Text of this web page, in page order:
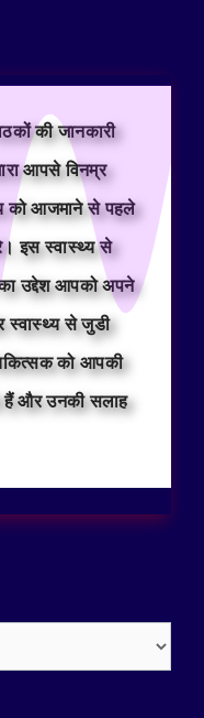
की जानकारी
आपसे विनम्र
को आजमाने से पहले
इस स्वास्थ्य से
उद्देश आपको अपने
स्वास्थ्य से जुडी
को आपकी
हैं और उनकी सलाह